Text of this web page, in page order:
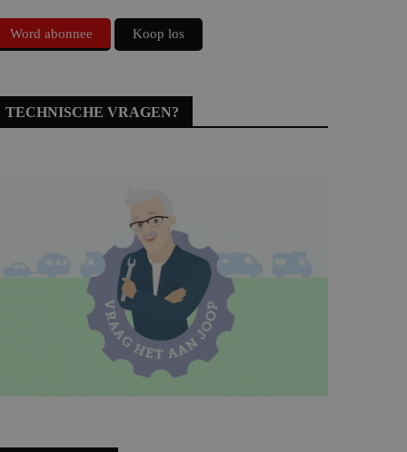
Word abonnee Koop los
TECHNISCHE VRAGEN?